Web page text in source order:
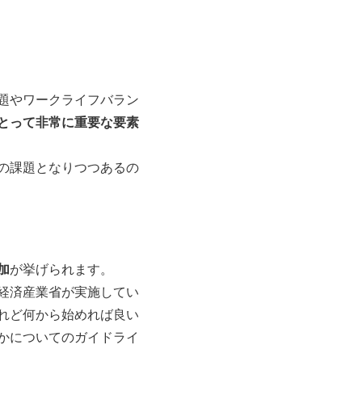
やワークライフバラン
って非常に重要な要素
課題となりつつあるの
が挙げられます。
済産業省が実施してい
ど何から始めれば良い
についてのガイドライ